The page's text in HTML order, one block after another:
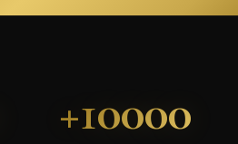
10000+